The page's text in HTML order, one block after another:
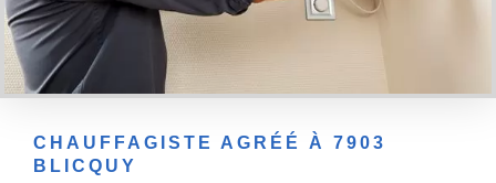
CHAUFFAGISTE AGRÉÉ À 7903
BLICQUY